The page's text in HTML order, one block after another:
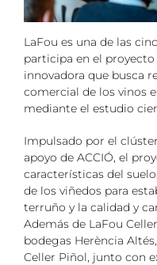
LaFou es una de las
participa en el proyecto
innovadora que busca
comercial de los vinos
mediante el estudio
Impulsado por el
apoyo de ACCIÓ, el
características del
de los viñedos para
terruño y la calidad y
Además de LaFou
bodegas Herència
Celler Piñol, junto con